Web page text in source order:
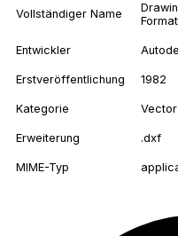
Vollständiger Name
Format
Entwickler
Erstveröffentlichung 1982
Kategorie Vector
Erweiterung .dxf
MIME-Typ